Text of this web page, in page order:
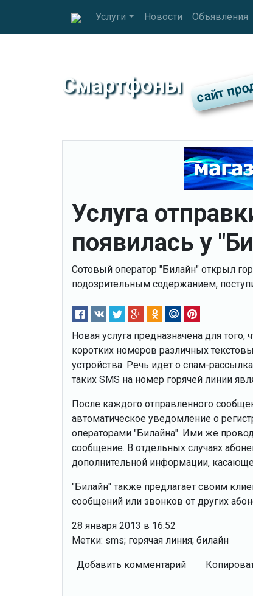
Услуги Новости Объявления
Смартфоны
Услуга
появилась у
Сотовый оператор "Билайн" открыл
подозрительным содержанием,
Новая услуга предназначена для
коротких номеров различных
устройства. Речь идет о спам-
таких SMS на номер горячей линии
После каждого отправленного
автоматическое уведомление о
операторами "Билайна". Ими же
сообщение. В отдельных случаях
дополнительной информации,
"Билайн" также предлагает своим
сообщений или звонков от других
28 января 2013 в 16:52
Метки: sms; горячая линия; билайн
Добавить комментарий